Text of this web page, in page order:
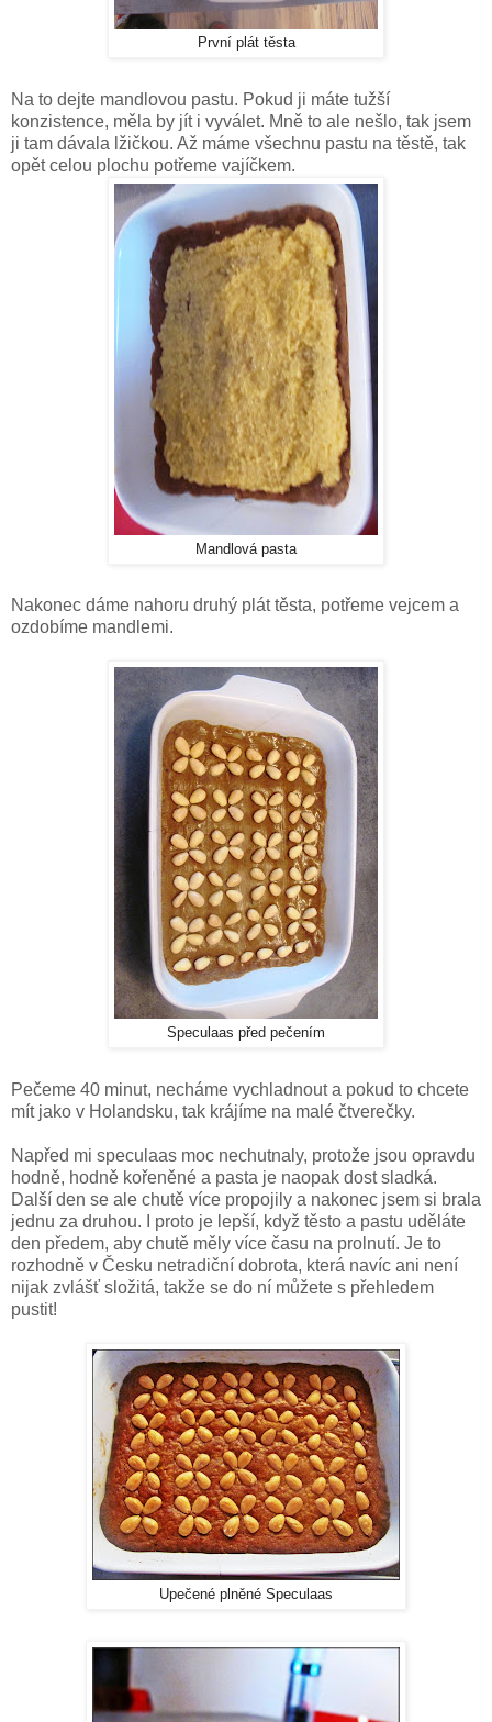
První plát těsta
Na to dejte mandlovou pastu. Pokud ji máte tužší
konzistence, měla by jít i vyválet. Mně to ale nešlo, tak jsem
ji tam dávala lžičkou. Až máme všechnu pastu na těstě, tak
opět celou plochu potřeme vajíčkem.
Mandlová pasta
Nakonec dáme nahoru druhý plát těsta, potřeme vejcem a
ozdobíme mandlemi.
Speculaas před pečením
Pečeme 40 minut, necháme vychladnout a pokud to chcete
mít jako v Holandsku, tak krájíme na malé čtverečky.
Napřed mi speculaas moc nechutnaly, protože jsou opravdu
hodně, hodně kořeněné a pasta je naopak dost sladká.
Další den se ale chutě více propojily a nakonec jsem si brala
jednu za druhou. I proto je lepší, když těsto a pastu uděláte
den předem, aby chutě měly více času na prolnutí. Je to
rozhodně v Česku netradiční dobrota, která navíc ani není
nijak zvlášť složitá, takže se do ní můžete s přehledem
pustit!
Upečené plněné Speculaas